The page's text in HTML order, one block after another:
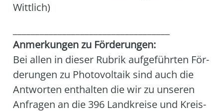
Witt­lich)
Anmer­kun­gen zu För­de­run­gen:
Bei allen in die­ser Rubrik auf­ge­führ­ten För­
de­run­gen zu Pho­to­vol­ta­ik sind auch die
Ant­wor­ten ent­hal­ten die wir zu unse­ren
Anfra­gen an die 396 Land­krei­se und Kreis­